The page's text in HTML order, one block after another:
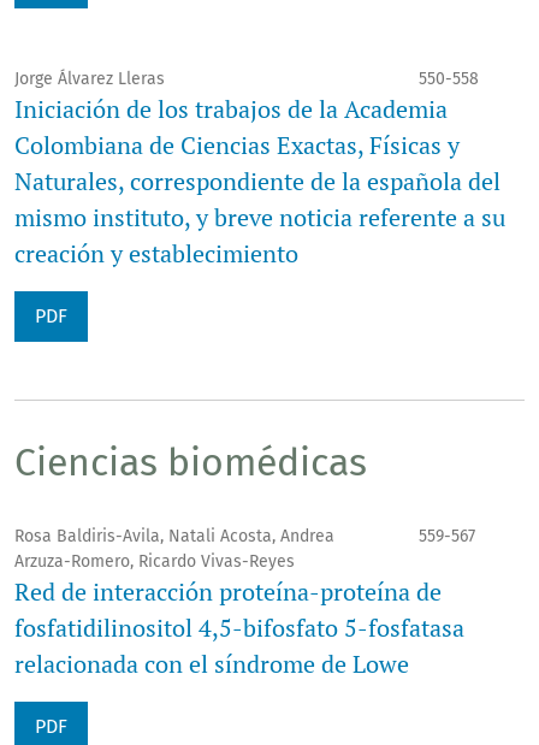
Jorge Álvarez Lleras 550-558
Iniciación de los trabajos de la Academia
Colombiana de Ciencias Exactas, Físicas y
Naturales, correspondiente de la española del
mismo instituto, y breve noticia referente a su
creación y establecimiento
PDF
Ciencias biomédicas
Rosa Baldiris-Avila, Natali Acosta, Andrea
Arzuza-Romero, Ricardo Vivas-Reyes
559-567
Red de interacción proteína-proteína de
fosfatidilinositol 4,5-bifosfato 5-fosfatasa
relacionada con el síndrome de Lowe
PDF